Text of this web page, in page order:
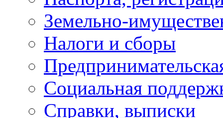
Земельно-
Налоги и сборы
Социальная
Справки, выписки